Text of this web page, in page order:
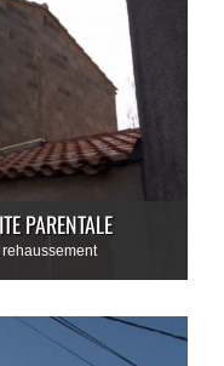
PARENTALE
rehaussement